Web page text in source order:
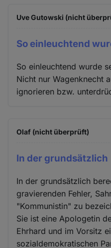
Uve Gutowski (nicht
So einleuchtend
So einleuchtend wurde
Nicht nur Wagenknecht
ignorieren bzw.
Olaf (nicht überprüft)
In der grundsätzlich
In der grundsätzlich
gravierenden Fehler,
"Kommunistin" zu
Sie ist eine Apologetin
Ehrhard und im Vorsitz
sozialdemokratischen